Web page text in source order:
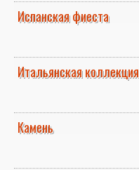
Испанская фиеста
Итальянская коллекция
Камень